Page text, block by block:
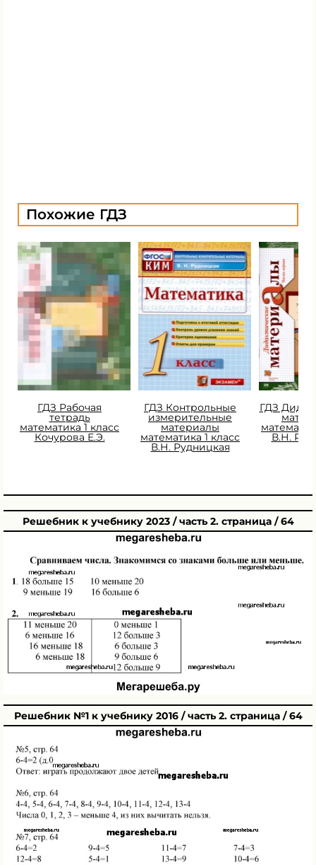
Похожие ГДЗ
ГДЗ Рабочая
тетрадь
математика 1 класс
Кочурова Е.Э.
ГДЗ Контрольные
измерительные
материалы
математика 1 класс
В.Н. Рудницкая
ГДЗ
В.Н.
Решебник к учебнику 2023 / часть 2. страница / 64
Решебник №1 к учебнику 2016 / часть 2. страница / 64